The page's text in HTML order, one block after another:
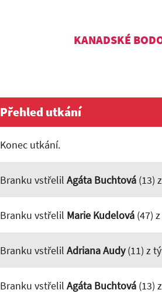
KANADSKÉ
Přehled utkání
Konec utkání.
Branku vstřelil Agáta Buchtová(13)
Branku vstřelil Marie Kudelová(47)
Branku vstřelil Adriana Audy(11) z
Branku vstřelil Agáta Buchtová(13)